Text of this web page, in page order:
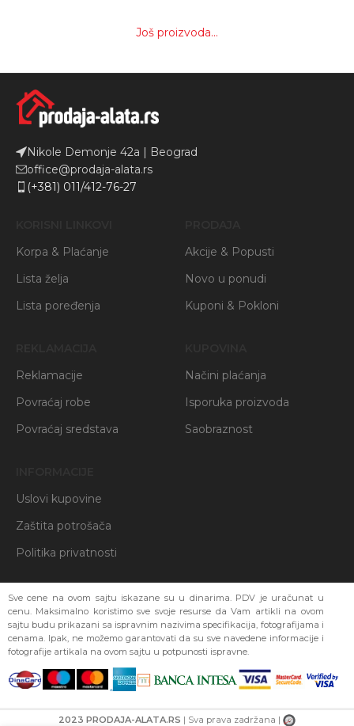
Još proizvoda...
Nikole Demonje 42a | Beograd
office@prodaja-alata.rs
(+381) 011/412-76-27
Korpa & Plaćanje
Lista želja
Lista poređenja
Akcije & Popusti
Novo u ponudi
Kuponi & Pokloni
Reklamacije
Povraćaj robe
Povraćaj sredstava
Načini plaćanja
Isporuka proizvoda
Saobraznost
Uslovi kupovine
Zaštita potrošača
Politika privatnosti
Sve cene na ovom sajtu iskazane su u dinarima. PDV je uračunat u
cenu. Maksimalno koristimo sve svoje resurse da Vam artikli na ovom
sajtu budu prikazani sa ispravnim nazivima specifikacija, fotografijama i
cenama. Ipak, ne možemo garantovati da su sve navedene informacije i
fotografije artikala na ovom sajtu u potpunosti ispravne.
2023 PRODAJA-ALATA.RS | Sva prava zadržana |